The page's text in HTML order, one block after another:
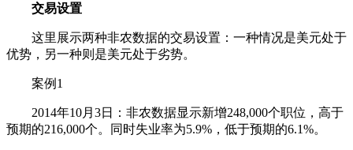
交易设置
这里展示两种非农数据的交易设置：一种情况是美元处于
优势，另一种则是美元处于劣势。
案例1
2014年10月3日：非农数据显示新增248,000个职位，高于
预期的216,000个。同时失业率为5.9%，低于预期的6.1%。